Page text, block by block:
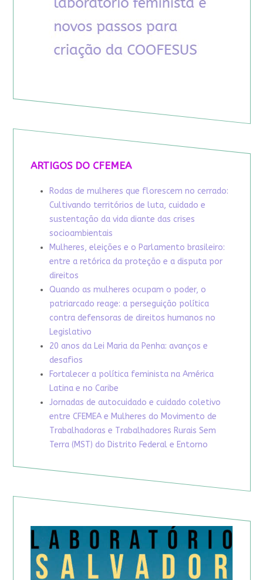
ARTIGOS DO CFEMEA
Rodas de mulheres que florescem no cerrado:
Cultivando territórios de luta, cuidado e
sustentação da vida diante das crises
socioambientais
Mulheres, eleições e o Parlamento brasileiro:
entre a retórica da proteção e a disputa por
direitos
Quando as mulheres ocupam o poder, o
patriarcado reage: a perseguição política
contra defensoras de direitos humanos no
Legislativo
20 anos da Lei Maria da Penha: avanços e
desafios
Fortalecer a política feminista na América
Latina e no Caribe
Jornadas de autocuidado e cuidado coletivo
entre CFEMEA e Mulheres do Movimento de
Trabalhadoras e Trabalhadores Rurais Sem
Terra (MST) do Distrito Federal e Entorno